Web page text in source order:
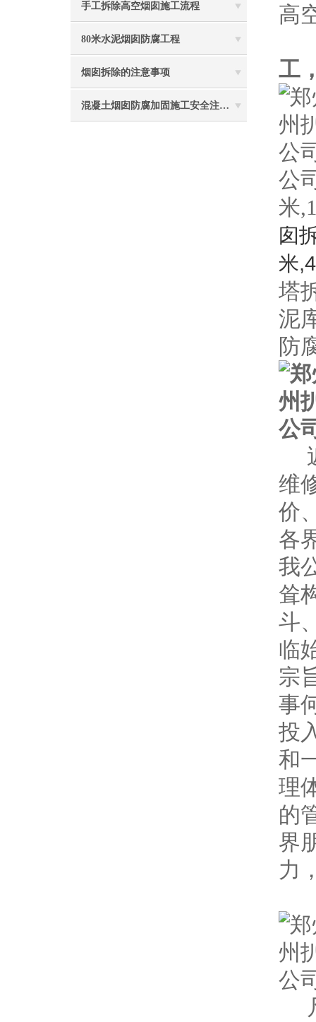
手工拆除高空烟囱施工流程
80米水泥烟囱防腐工程
烟囱拆除的注意事项
混凝土烟囱防腐加固施工安全注意事项
高
工
公
米
囱
米
塔
泥
防
维
价
各
我
耸
斗
临
宗
事
投
和
理
的
界
力